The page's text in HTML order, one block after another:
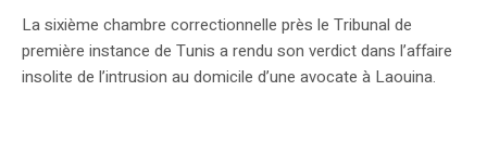
La sixième chambre correctionnelle près le Tribunal de
première instance de Tunis a rendu son verdict dans l’affaire
insolite de l’intrusion au domicile d’une avocate à Laouina.